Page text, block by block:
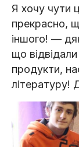
Я хочу чути
прекрасно,
іншого! —
що
продукти,
літературу!